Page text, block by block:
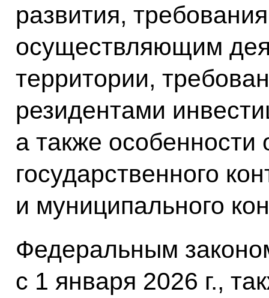
развития,
осуществляющим
территории,
резидентами
а также особенности
государственного
и муниципального
Федеральным
с 1 января 2026 г.,